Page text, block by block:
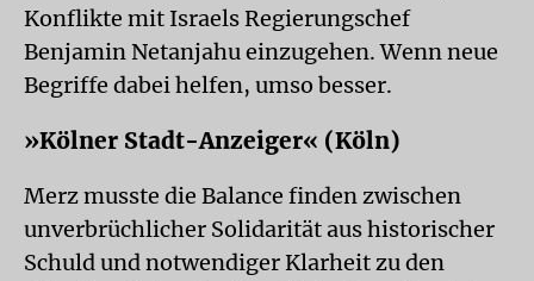
Konflikte mit Israels Regierungschef
Benjamin Netanjahu einzugehen. Wenn neue
Begriffe dabei helfen, umso besser.
»Kölner Stadt-Anzeiger« (Köln)
Merz musste die Balance finden zwischen
unverbrüchlicher Solidarität aus historischer
Schuld und notwendiger Klarheit zu den